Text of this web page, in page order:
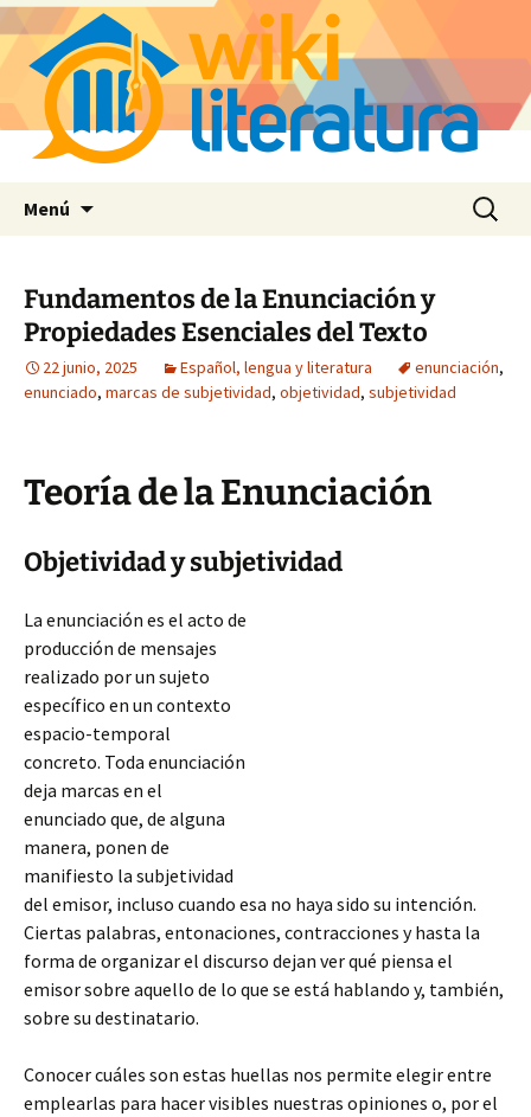
Menú Buscar:
Fundamentos de la Enunciación y
Propiedades Esenciales del Texto
22 junio, 2025 Español, lengua y literatura enunciación,
enunciado, marcas de subjetividad, objetividad, subjetividad
Teoría de la Enunciación
Objetividad y subjetividad
La enunciación es el acto de
producción de mensajes
realizado por un sujeto
específico en un contexto
espacio-temporal
concreto. Toda enunciación
deja marcas en el
enunciado que, de alguna
manera, ponen de
manifiesto la subjetividad
del emisor, incluso cuando esa no haya sido su intención.
Ciertas palabras, entonaciones, contracciones y hasta la
forma de organizar el discurso dejan ver qué piensa el
emisor sobre aquello de lo que se está hablando y, también,
sobre su destinatario.
Conocer cuáles son estas huellas nos permite elegir entre
emplearlas para hacer visibles nuestras opiniones o, por el